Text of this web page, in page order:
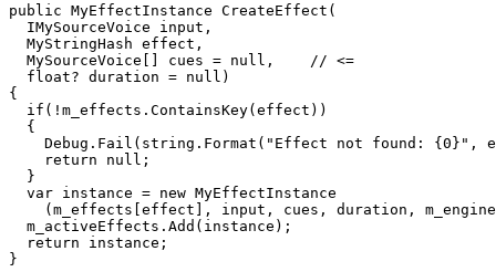
public MyEffectInstance CreateEffect(
  IMySourceVoice input,
  MyStringHash effect,
  MySourceVoice[] cues = null,    // <=
  float? duration = null)
{
  if(!m_effects.ContainsKey(effect))
  {
Debug.Fail(string.Format("Effect not found: {0}",
    return null;
  }
  var instance = new MyEffectInstance
(m_effects[effect], input, cues, duration,
  m_activeEffects.Add(instance);
  return instance;
}